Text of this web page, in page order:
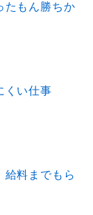
たもん勝ちか
くい仕事
給料までもら